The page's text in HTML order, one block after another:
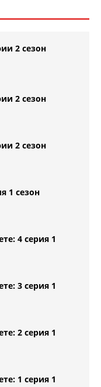
2 сезон
2 сезон
2 сезон
1 сезон
4 серия 1
3 серия 1
2 серия 1
1 серия 1